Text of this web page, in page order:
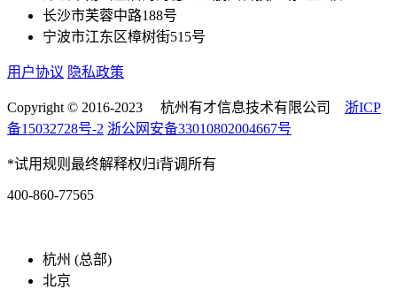
长沙市芙蓉中路188号
宁波市江东区樟树街515号
用户协议 隐私政策
Copyright © 2016-2023 杭州有才信息技术有限公司 浙ICP
备15032728号-2 浙公网安备33010802004667号
*试用规则最终解释权归i背调所有
400-860-77565
杭州 (总部)
北京